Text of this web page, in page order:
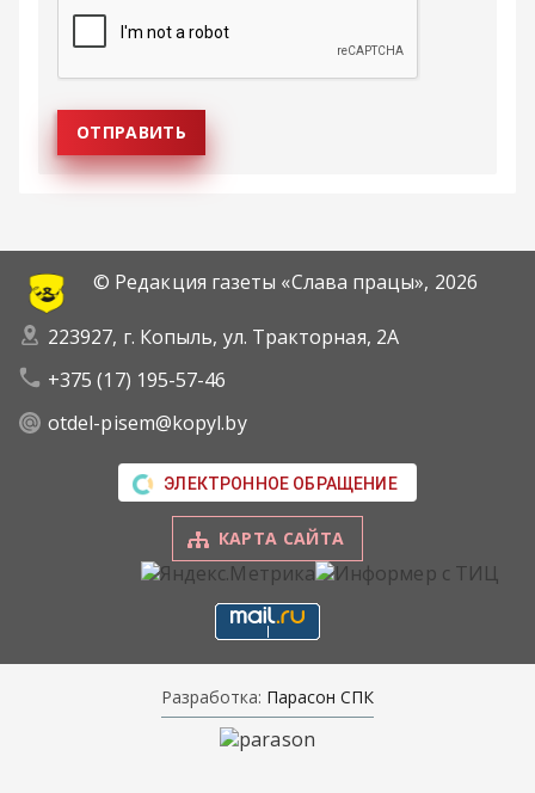
© Редакция газеты «Слава працы», 2026
223927, г. Копыль, ул. Тракторная, 2А
+375 (17) 195-57-46
otdel-pisem@kopyl.by
ЭЛЕКТРОННОЕ ОБРАЩЕНИЕ
КАРТА САЙТА
Разработка: Парасон СПК